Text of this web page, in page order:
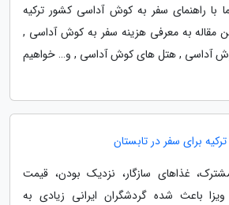
با راهنمای سفر به کوش آداسی کشور ترکیه
مقاله به معرفی هزینه سفر به کوش آداسی ,
آداسی , هتل های کوش آداسی , و… خواهیم
برای سفر در تابستان
غذاهای سازگار، نزدیک بودن، قیمت
باعث شده گردشگران ایرانی زیادی به